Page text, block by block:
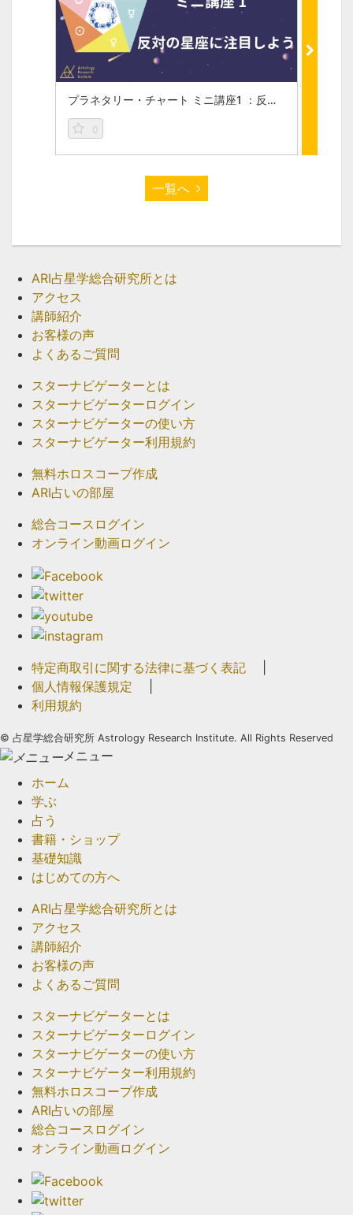
プラネタリー・チャート ミニ講座1 ：反対星座に注目しよう
0
一覧へ
ARI占星学総合研究所とは
アクセス
講師紹介
お客様の声
よくあるご質問
スターナビゲーターとは
スターナビゲーターログイン
スターナビゲーターの使い方
スターナビゲーター利用規約
無料ホロスコープ作成
ARI占いの部屋
総合コースログイン
オンライン動画ログイン
特定商取引に関する法律に基づく表記
個人情報保護規定
利用規約
© 占星学総合研究所 Astrology Research Institute. All Rights Reserved
メニュー
ホーム
学ぶ
占う
書籍・ショップ
基礎知識
はじめての方へ
ARI占星学総合研究所とは
アクセス
講師紹介
お客様の声
よくあるご質問
スターナビゲーターとは
スターナビゲーターログイン
スターナビゲーターの使い方
スターナビゲーター利用規約
無料ホロスコープ作成
ARI占いの部屋
総合コースログイン
オンライン動画ログイン